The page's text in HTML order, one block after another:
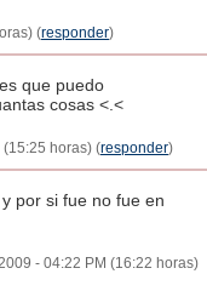
(responder)
que puedo
cosas <.<
(15:25 horas) (responder)
por si fue no fue en
- 04:22 PM (16:22 horas)